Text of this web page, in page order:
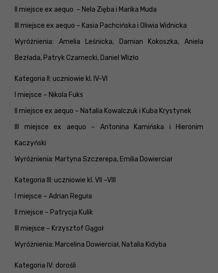
II miejsce ex aequo – Nela Zięba i Marika Muda
III miejsce ex aequo – Kasia Pachcińska i Oliwia Widnicka
Wyróżnienia: Amelia Leśnicka, Damian Kokoszka, Aniela
Bezłada, Patryk Czarnecki, Daniel Wlizło
Kategoria II: uczniowie kl. IV-VI
I miejsce – Nikola Fuks
II miejsce ex aequo – Natalia Kowalczuk i Kuba Krystynek
III miejsce ex aequo – Antonina Kamińska i Hieronim
Kaczyński
Wyróżnienia: Martyna Szczerepa, Emilia Dowierciał
Kategoria III: uczniowie kl. VII –VIII
I miejsce – Adrian Reguła
II miejsce – Patrycja Kulik
III miejsce – Krzysztof Gągoł
Wyróżnienia: Marcelina Dowierciał, Natalia Kidyba
Kategoria IV: dorośli